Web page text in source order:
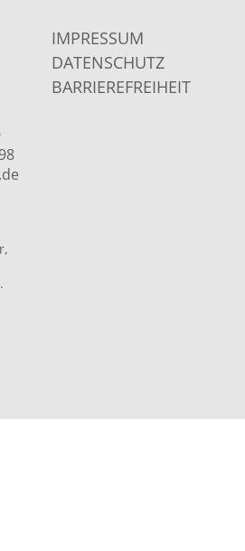
IMPRESSUM
DATENSCHUTZ
BARRIEREFREIHEIT